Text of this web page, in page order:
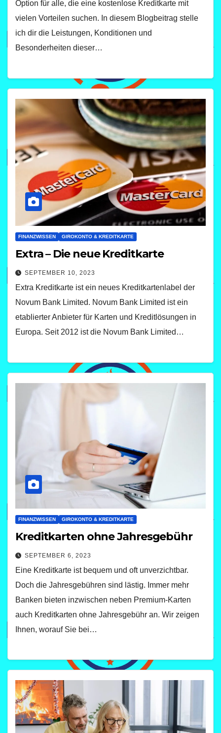
Option für alle, die eine kostenlose Kreditkarte mit
vielen Vorteilen suchen. In diesem Blogbeitrag stelle
ich dir die Leistungen, Konditionen und
Besonderheiten dieser…
FINANZWISSEN GIROKONTO & KREDITKARTE
Extra – Die neue Kreditkarte
SEPTEMBER 10, 2023
Extra Kreditkarte ist ein neues Kreditkartenlabel der
Novum Bank Limited. Novum Bank Limited ist ein
etablierter Anbieter für Karten und Kreditlösungen in
Europa. Seit 2012 ist die Novum Bank Limited…
FINANZWISSEN GIROKONTO & KREDITKARTE
Kreditkarten ohne Jahresgebühr
SEPTEMBER 6, 2023
Eine Kreditkarte ist bequem und oft unverzichtbar.
Doch die Jahresgebühren sind lästig. Immer mehr
Banken bieten inzwischen neben Premium-Karten
auch Kreditkarten ohne Jahresgebühr an. Wir zeigen
Ihnen, worauf Sie bei…